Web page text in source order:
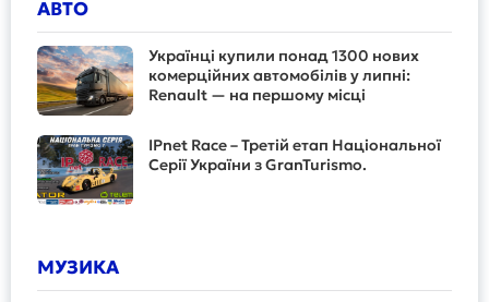
АВТО
Українці купили понад 1300 нових
комерційних автомобілів у липні:
Renault — на першому місці
IPnet Race – Третій етап Національної
Серії України з GranTurismo.
МУЗИКА